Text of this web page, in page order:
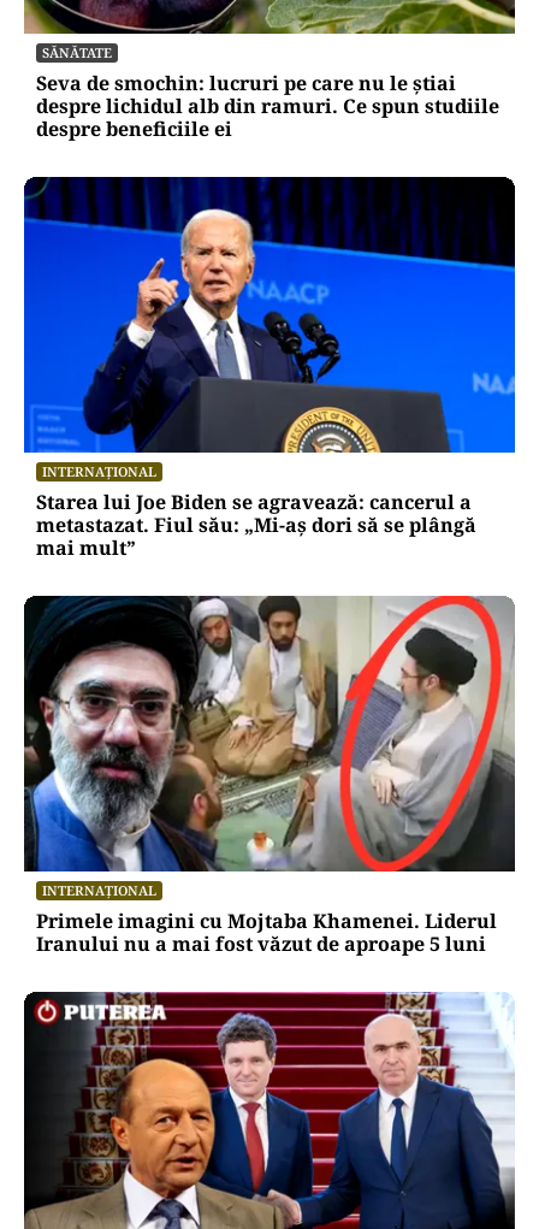
SĂNĂTATE
Seva de smochin: lucruri pe care nu le știai
despre lichidul alb din ramuri. Ce spun studiile
despre beneficiile ei
INTERNAȚIONAL
Starea lui Joe Biden se agravează: cancerul a
metastazat. Fiul său: „Mi-aș dori să se plângă
mai mult”
INTERNAȚIONAL
Primele imagini cu Mojtaba Khamenei. Liderul
Iranului nu a mai fost văzut de aproape 5 luni